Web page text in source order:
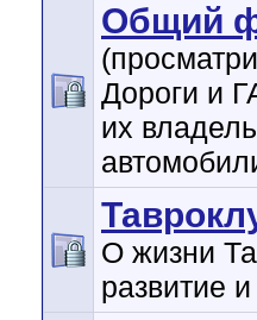
Общий
Дороги и
их
О жизни
развитие и